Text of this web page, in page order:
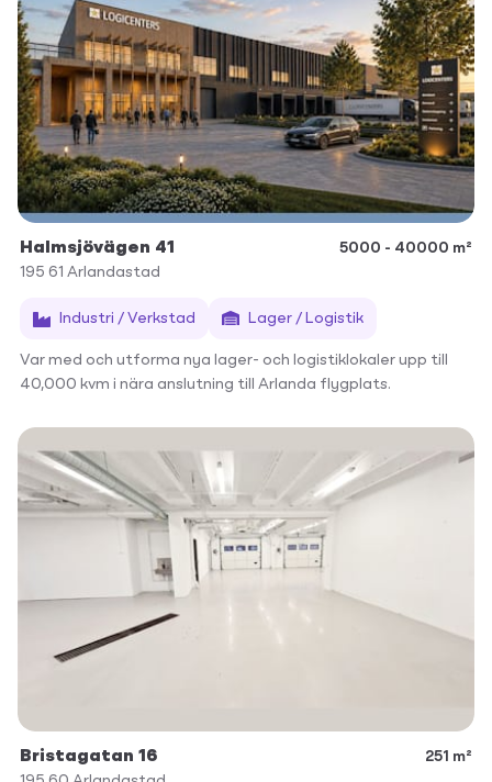
Halmsjövägen 41
5000 - 40000 m²
195 61 Arlandastad
Industri / Verkstad Lager / Logistik
Var med och utforma nya lager- och logistiklokaler upp till
40,000 kvm i nära anslutning till Arlanda flygplats.
Bristagatan 16
251 m²